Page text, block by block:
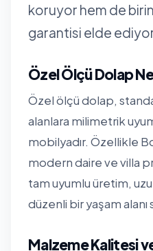
koruyor hem de
garantisi elde
Özel Ölçü Dolap
Özel ölçü dolap,
alanlara milimetrik
mobilyadır. Özellikle
modern daire ve villa
tam uyumlu üretim,
düzenli bir yaşam alanı
Malzeme Kalitesi